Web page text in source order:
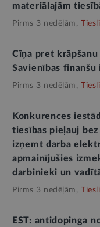
materiālajām
Pirms 3 nedēļām,
Cīņa pret
Savienības finanšu
Pirms 3 nedēļām,
Konkurences
tiesības pieļauj
izņemt darba
apmainījušies
darbinieki un
Pirms 3 nedēļām,
EST: antidopinga